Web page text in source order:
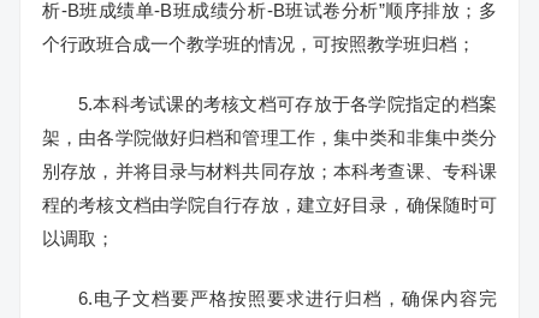
析-B班成绩单-B班成绩分析-B班试卷分析”顺序排放；多
个行政班合成一个教学班的情况，可按照教学班归档；
5.本科考试课的考核文档可存放于各学院指定的档案
架，由各学院做好归档和管理工作，集中类和非集中类分
别存放，并将目录与材料共同存放；本科考查课、专科课
程的考核文档由学院自行存放，建立好目录，确保随时可
以调取；
6.电子文档要严格按照要求进行归档，确保内容完